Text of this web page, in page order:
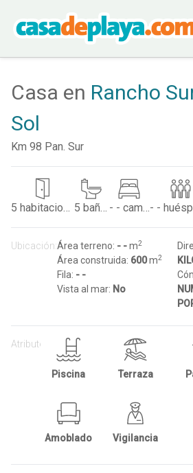
Casa en Rancho
Sol
Km 98 Pan. Sur
5 habitaciones 5 baños - - camas - -
Ubicación:Área terreno: - -m2
Área construida: 600m2
Fila: - -
Vista al mar: No
Atributos:
Piscina Terraza
Amoblado Vigilancia